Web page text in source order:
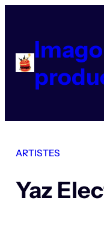
contenu
ARTISTES
Yaz